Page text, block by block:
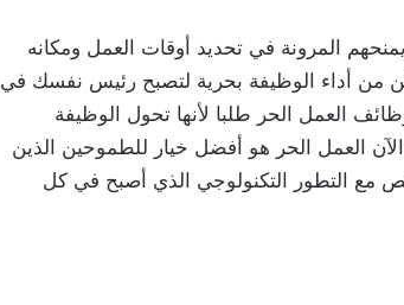
المرونة في تحديد أوقات العمل ومكانه
من أداء الوظيفة بحرية لتصبح رئيس نفسك في
العمل الحر طلبا لأنها تحول الوظيفة
الآن العمل الحر هو أفضل خيار للطموحين الذين
مع التطور التكنولوجي الذي أصبح في كل